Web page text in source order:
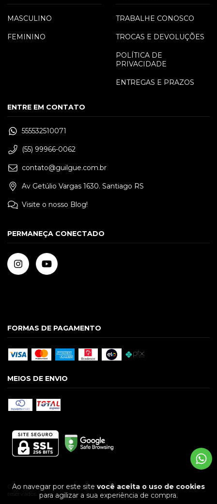
Ao navegar por este sitevocê aceita o uso de cookies
para agilizar a sua experiência de compra.
MASCULINO
FEMININO
TRABALHE CONOSCO
TROCAS E DEVOLUÇÕES
POLÍTICA DE
PRIVACIDADE
ENTREGAS E PRAZOS
ENTRE EM CONTATO
555532510071
(55) 99966-0062
contato@guilgue.com.br
Av Getúlio Vargas 1630. Santiago RS
Visite o nosso Blog!
PERMANEÇA CONECTADO
FORMAS DE PAGAMENTO
MEIOS DE ENVIO
Copyright GUILGUE LTDA - 09586928000174 - 2026. Todos os direitos
reservados.